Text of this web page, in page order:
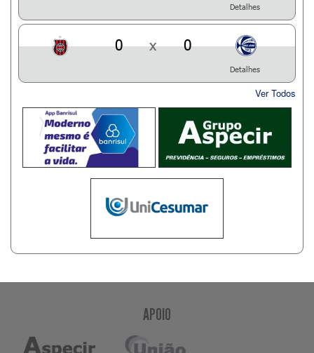
Detalhes
0 x 0
Detalhes
Ver Todos
APOIO